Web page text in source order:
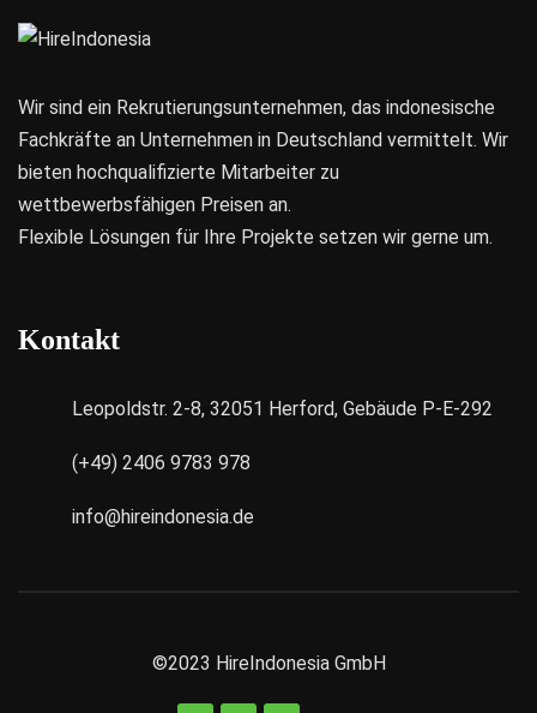
Wir sind ein Rekrutierungsunternehmen, das indonesische
Fachkräfte an Unternehmen in Deutschland vermittelt. Wir
bieten hochqualifizierte Mitarbeiter zu
wettbewerbsfähigen Preisen an.
Flexible Lösungen für Ihre Projekte setzen wir gerne um.
Kontakt
Leopoldstr. 2-8, 32051 Herford, Gebäude P-E-292
(+49) 2406 9783 978
info@hireindonesia.de
©2023 HireIndonesia GmbH